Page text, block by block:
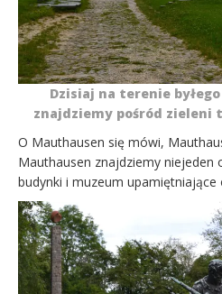
Dzisiaj na terenie
znajdziemy pośród zieleni
O Mauthausen się mówi,
Mauthausen znajdziemy niejeden
budynki i muzeum upamiętniające